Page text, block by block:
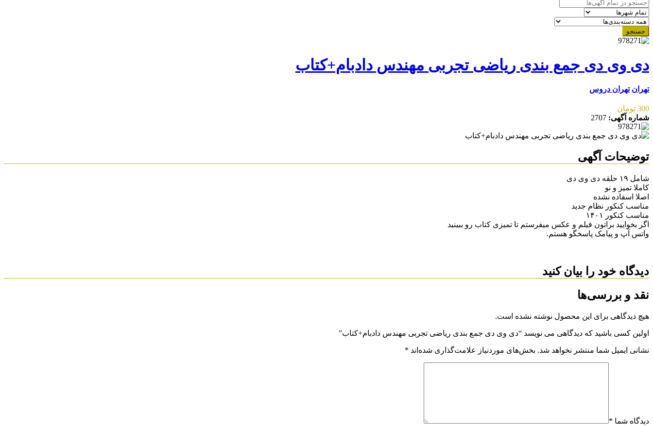
جستجو
دی وی دی جمع بندی ریاضی تجربی مهندس دادبام+کتاب
تهران تهران دروس
300 تومان
شماره آگهی: 2707
توضیحات آگهی
شامل ۱۹ حلقه دی وی دی
کاملا تمیز و نو
اصلا اسفاده نشده
مناسب کنکور نظام جدید
مناسب کنکور ۱۴۰۱
اگر بخوایید براتون فیلم و عکس میفرستم تا تمیزی کتاب رو ببینید
واتس آپ و پیامک پاسخگو هستم.
دیدگاه خود را بیان کنید
نقد و بررسی‌ها
هیچ دیدگاهی برای این محصول نوشته نشده است.
اولین کسی باشید که دیدگاهی می نویسد “دی وی دی جمع بندی ریاضی تجربی مهندس دادبام+کتاب”
نشانی ایمیل شما منتشر نخواهد شد. بخش‌های موردنیاز علامت‌گذاری شده‌اند *
دیدگاه شما *